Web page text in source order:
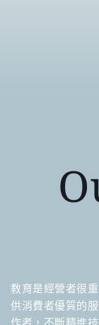
教育是經營者很
供消費者優質的